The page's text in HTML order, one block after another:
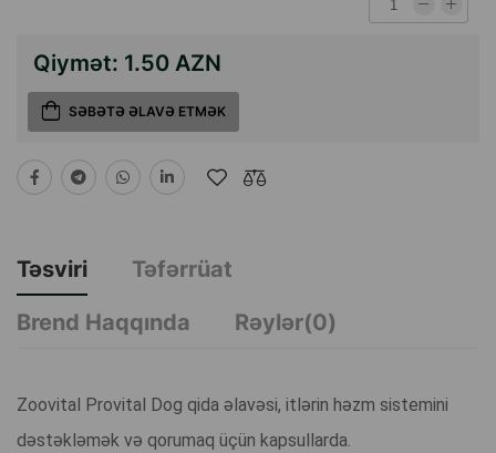
Qiymət: 1.50 AZN
SƏBƏTƏ ƏLAVƏ ETMƏK
Təsviri
Təfərrüat
Brend Haqqında
Rəylər(0)
Zoovital Provital Dog qida əlavəsi, itlərin həzm sistemini
dəstəkləmək və qorumaq üçün kapsullarda.